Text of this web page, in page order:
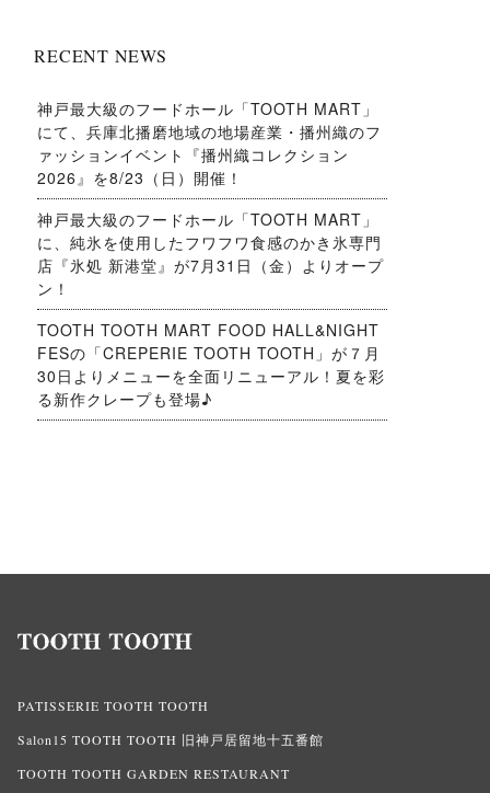
RECENT NEWS
神戸最大級のフードホール「TOOTH MART」
にて、兵庫北播磨地域の地場産業・播州織のフ
ァッションイベント『播州織コレクション
2026』を8/23（日）開催！
神戸最大級のフードホール「TOOTH MART」
に、純氷を使用したフワフワ食感のかき氷専門
店『氷処 新港堂』が7月31日（金）よりオープ
ン！
TOOTH TOOTH MART FOOD HALL&NIGHT
FESの「CREPERIE TOOTH TOOTH」が７月
30日よりメニューを全面リニューアル！夏を彩
る新作クレープも登場♪
PATISSERIE TOOTH TOOTH
Salon15 TOOTH TOOTH 旧神戸居留地十五番館
TOOTH TOOTH GARDEN RESTAURANT